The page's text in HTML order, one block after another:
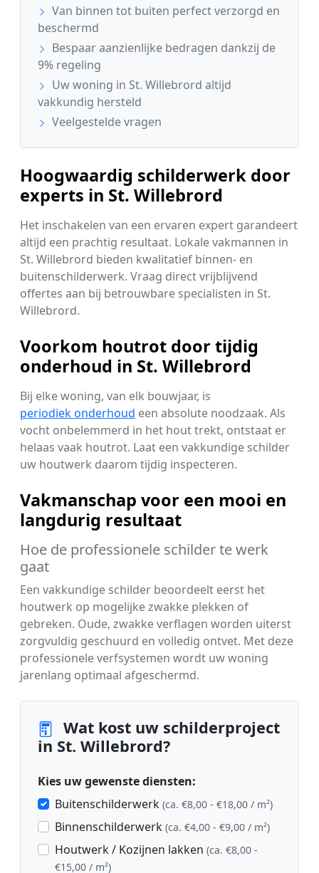
Van binnen tot buiten perfect verzorgd en
beschermd
Bespaar aanzienlijke bedragen dankzij de
9% regeling
Uw woning in St. Willebrord altijd
vakkundig hersteld
Veelgestelde vragen
Hoogwaardig schilderwerk door
experts in St. Willebrord
Het inschakelen van een ervaren expert garandeert
altijd een prachtig resultaat. Lokale vakmannen in
St. Willebrord bieden kwalitatief binnen- en
buitenschilderwerk. Vraag direct vrijblijvend
offertes aan bij betrouwbare specialisten in St.
Willebrord.
Voorkom houtrot door tijdig
onderhoud in St. Willebrord
Bij elke woning, van elk bouwjaar, is
periodiek onderhoud een absolute noodzaak. Als
vocht onbelemmerd in het hout trekt, ontstaat er
helaas vaak houtrot. Laat een vakkundige schilder
uw houtwerk daarom tijdig inspecteren.
Vakmanschap voor een mooi en
langdurig resultaat
Hoe de professionele schilder te werk
gaat
Een vakkundige schilder beoordeelt eerst het
houtwerk op mogelijke zwakke plekken of
gebreken. Oude, zwakke verflagen worden uiterst
zorgvuldig geschuurd en volledig ontvet. Met deze
professionele verfsystemen wordt uw woning
jarenlang optimaal afgeschermd.
Wat kost uw schilderproject
in St. Willebrord?
Kies uw gewenste diensten:
Buitenschilderwerk (ca. €8,00 - €18,00 / m²)
Binnenschilderwerk (ca. €4,00 - €9,00 / m²)
Houtwerk / Kozijnen lakken (ca. €8,00 -
€15,00 / m²)